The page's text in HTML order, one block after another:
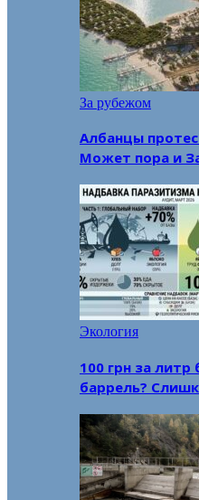
За рубежом
Албанцы
Может пора и
Экология
100 грн за литр
баррель?